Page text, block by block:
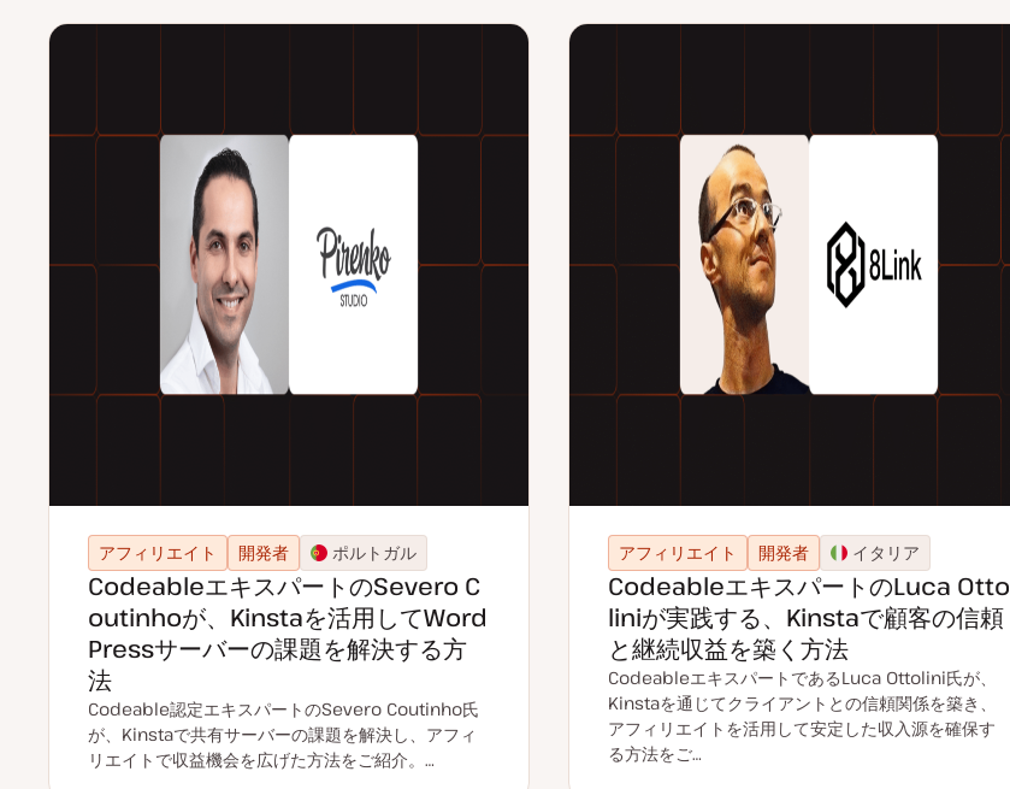
アフィリエイト 開発者 ポルトガル
CodeableエキスパートのSevero C
outinhoが、Kinstaを活用してWord
Pressサーバーの課題を解決する方
法
Codeable認定エキスパートのSevero Coutinho氏
が、Kinstaで共有サーバーの課題を解決し、アフィ
リエイトで収益機会を広げた方法をご紹介。…
アフィリエイト 開発者 イタリア
CodeableエキスパートのLuca Otto
liniが実践する、Kinstaで顧客の信頼
と継続収益を築く方法
CodeableエキスパートであるLuca Ottolini氏が、
Kinstaを通じてクライアントとの信頼関係を築き、
アフィリエイトを活用して安定した収入源を確保す
る方法をご…